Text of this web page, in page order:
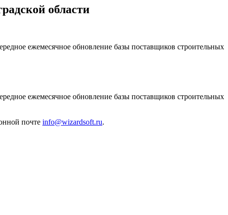
области
ежемесячное обновление базы поставщиков строительных
ежемесячное обновление базы поставщиков строительных
почте info@wizardsoft.ru.